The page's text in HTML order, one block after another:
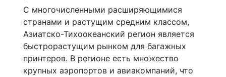
С многочисленными расширяющимися
странами и растущим средним классом,
Азиатско-Тихоокеанский регион является
быстрорастущим рынком для багажных
принтеров. В регионе есть множество
крупных аэропортов и авиакомпаний, что